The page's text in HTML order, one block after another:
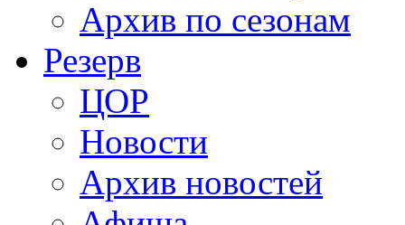
Архив по сезонам
Резерв
ЦОР
Новости
Архив новостей